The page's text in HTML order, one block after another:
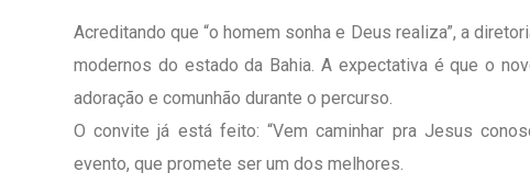
Acreditando que “o homem sonha e Deus realiza”, a
modernos do estado da Bahia. A expectativa é que o
adoração e comunhão durante o percurso.
O convite já está feito: “Vem caminhar pra Jesus
evento, que promete ser um dos melhores.